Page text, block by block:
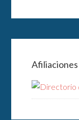
Afiliaciones